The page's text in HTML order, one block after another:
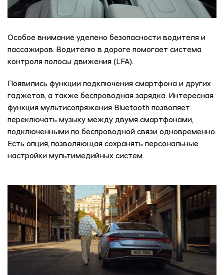
Особое внимание уделено безопасности водителя и
пассажиров. Водителю в дороге помогает система
контроля полосы движения (LFA).
Появились функции подключения смартфона и других
гаджетов, а также беспроводная зарядка. Интересная
функция мультисопряжения Bluetooth позволяет
переключать музыку между двумя смартфонами,
подключенными по беспроводной связи одновременно.
Есть опция, позволяющая сохранять персональные
настройки мультимедийных систем.